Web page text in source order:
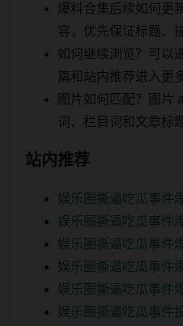
爆料合集后续如何更
容，优先保证标题、
如何继续浏览？可以
篇和站内推荐进入更
图片如何匹配？图片
词、栏目词和文章标
站内推荐
娱乐圈撕逼吃瓜事件
娱乐圈撕逼吃瓜事件
娱乐圈撕逼吃瓜事件
娱乐圈撕逼吃瓜事件
娱乐圈撕逼吃瓜事件
娱乐圈撕逼吃瓜事件